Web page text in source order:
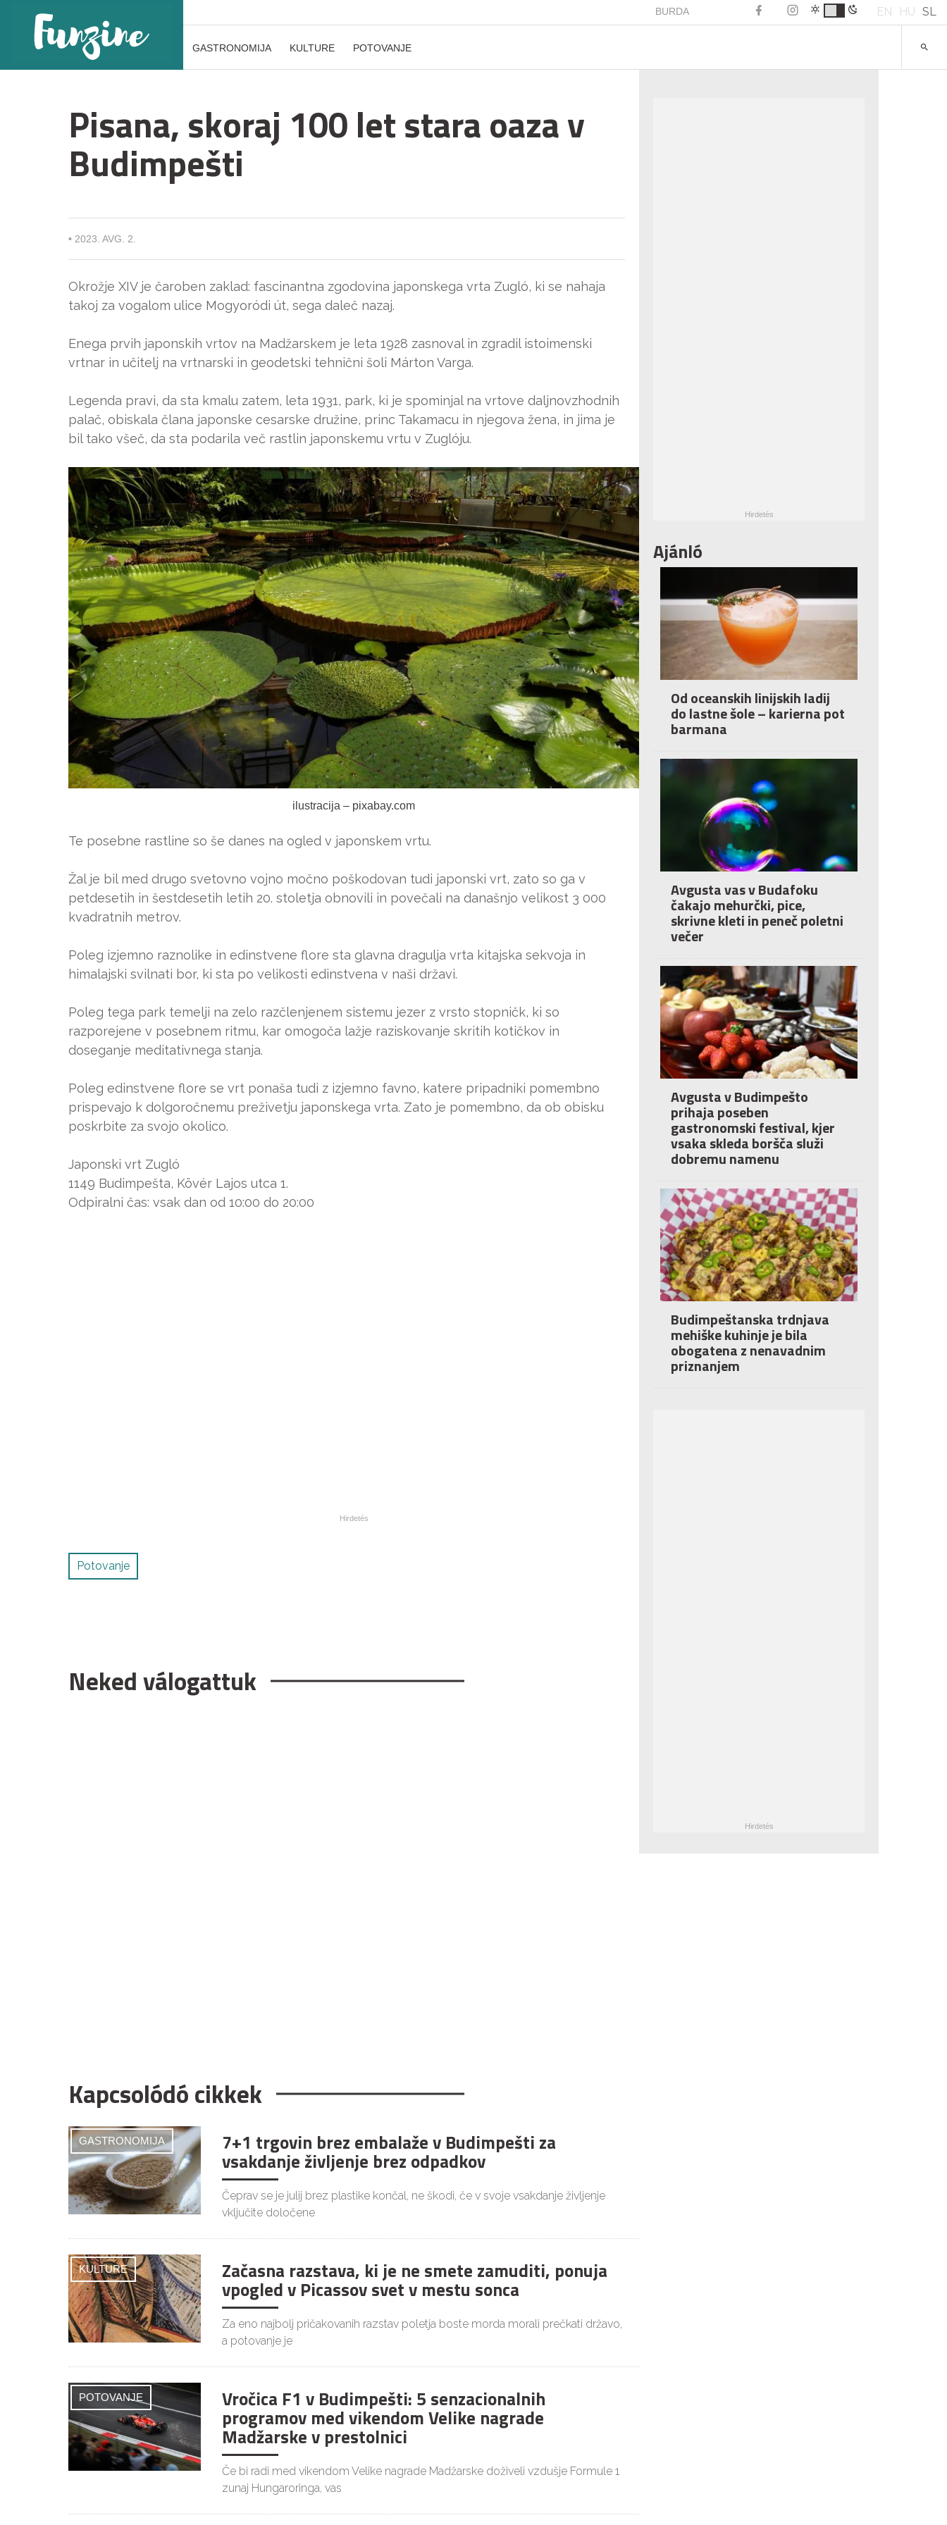
BURDA EN HU SL
GASTRONOMIJA KULTURE POTOVANJE
Pisana, skoraj 100 let stara oaza v
Budimpešti
• 2023. AVG. 2.
Okrožje XIV je čaroben zaklad: fascinantna zgodovina japonskega vrta Zugló, ki se nahaja
takoj za vogalom ulice Mogyoródi út, sega daleč nazaj.
Enega prvih japonskih vrtov na Madžarskem je leta 1928 zasnoval in zgradil istoimenski
vrtnar in učitelj na vrtnarski in geodetski tehnični šoli Márton Varga.
Legenda pravi, da sta kmalu zatem, leta 1931, park, ki je spominjal na vrtove daljnovzhodnih
palač, obiskala člana japonske cesarske družine, princ Takamacu in njegova žena, in jima je
bil tako všeč, da sta podarila več rastlin japonskemu vrtu v Zuglóju.
ilustracija – pixabay.com
Te posebne rastline so še danes na ogled v japonskem vrtu.
Žal je bil med drugo svetovno vojno močno poškodovan tudi japonski vrt, zato so ga v
petdesetih in šestdesetih letih 20. stoletja obnovili in povečali na današnjo velikost 3 000
kvadratnih metrov.
Poleg izjemno raznolike in edinstvene flore sta glavna dragulja vrta kitajska sekvoja in
himalajski svilnati bor, ki sta po velikosti edinstvena v naši državi.
Poleg tega park temelji na zelo razčlenjenem sistemu jezer z vrsto stopničk, ki so
razporejene v posebnem ritmu, kar omogoča lažje raziskovanje skritih kotičkov in
doseganje meditativnega stanja.
Poleg edinstvene flore se vrt ponaša tudi z izjemno favno, katere pripadniki pomembno
prispevajo k dolgoročnemu preživetju japonskega vrta. Zato je pomembno, da ob obisku
poskrbite za svojo okolico.
Japonski vrt Zugló
1149 Budimpešta, Kövér Lajos utca 1.
Odpiralni čas: vsak dan od 10:00 do 20:00
Potovanje
Neked válogattuk
Kapcsolódó cikkek
GASTRONOMIJA 7+1 trgovin brez embalaže v Budimpešti za
vsakdanje življenje brez odpadkov
Čeprav se je julij brez plastike končal, ne škodi, če v svoje vsakdanje življenje
vključite določene
KULTURE Začasna razstava, ki je ne smete zamuditi, ponuja
vpogled v Picassov svet v mestu sonca
Za eno najbolj pričakovanih razstav poletja boste morda morali prečkati državo,
a potovanje je
POTOVANJE Vročica F1 v Budimpešti: 5 senzacionalnih
programov med vikendom Velike nagrade
Madžarske v prestolnici
Če bi radi med vikendom Velike nagrade Madžarske doživeli vzdušje Formule 1
zunaj Hungaroringa, vas
Ajánló
Od oceanskih linijskih ladij
do lastne šole – karierna pot
barmana
Avgusta vas v Budafoku
čakajo mehurčki, pice,
skrivne kleti in peneč poletni
večer
Avgusta v Budimpešto
prihaja poseben
gastronomski festival, kjer
vsaka skleda boršča služi
dobremu namenu
Budimpeštanska trdnjava
mehiške kuhinje je bila
obogatena z nenavadnim
priznanjem